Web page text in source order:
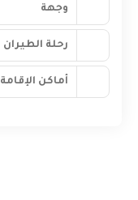
وجهة
رحلة الطيران
أماكن الإقامة